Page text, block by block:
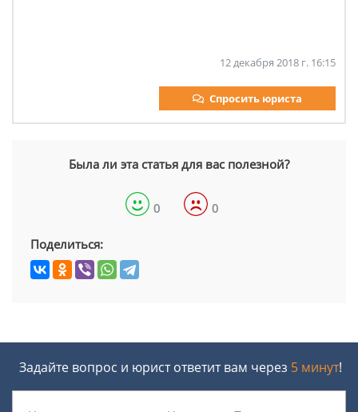
12 декабря 2018 г. 16:15
Спросить юриста
Была ли эта статья для вас полезной?
0 0
Поделиться:
Задайте вопрос и юрист ответит вам через 5 минут!